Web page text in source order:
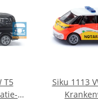
T5
Siku 1113